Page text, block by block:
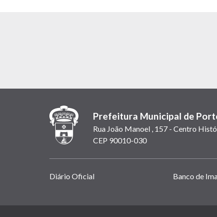
Prefeitura Municipal de
Rua João Manoel , 157 - Centro
CEP 90010-030
Links
Diário Oficial Banco de